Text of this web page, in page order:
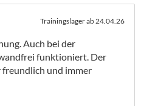
Trainingslager ab 24.04.26
Auch bei der
funktioniert. Der
und immer
Auch bei der